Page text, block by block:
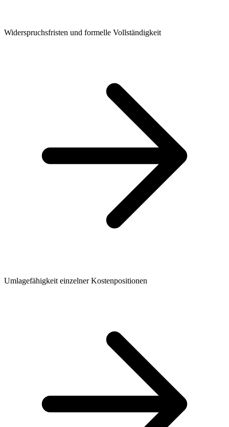
Widerspruchsfristen und formelle Vollständigkeit
Umlagefähigkeit einzelner Kostenpositionen